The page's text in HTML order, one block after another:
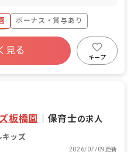
ボーナス・賞与あり
あり
社会保険完備
見る
キープ
板橋園 保育士の求人
キッズ
2026/07/09更新